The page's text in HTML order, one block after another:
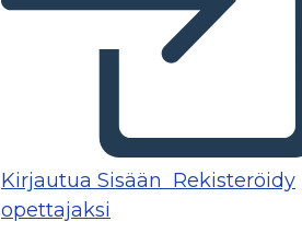
Kirjautua Sisään Rekisteröidy
opettajaksi